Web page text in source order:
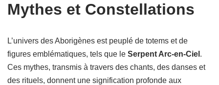
Mythes et Constellations
L’univers des Aborigènes est peuplé de totems et de
figures emblématiques, tels que le Serpent Arc-en-Ciel .
Ces mythes, transmis à travers des chants, des danses et
des rituels, donnent une signification profonde aux